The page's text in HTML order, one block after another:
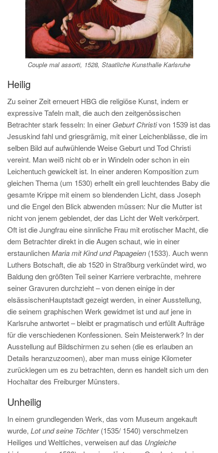
Couple mal assorti, 1528, Staatliche Kunsthalle Karlsruhe
Heilig
Zu seiner Zeit erneuert HBG die religiöse Kunst, indem er
expressive Tafeln malt, die auch den zeitgenössischen
Betrachter stark fesseln: In einer Geburt Christivon 1539 ist das
Jesuskind fahl und griesgrämig, mit einer Leichenblässe, die im
selben Bild auf aufwühlende Weise Geburt und Tod Christi
vereint. Man weiß nicht ob er in Windeln oder schon in ein
Leichentuch gewickelt ist. In einer anderen Komposition zum
gleichen Thema (um 1530) erhellt ein grell leuchtendes Baby die
gesamte Krippe mit einem so blendenden Licht, dass Joseph
und die Engel den Blick abwenden müssen: Nur die Mutter ist
nicht von jenem geblendet, der das Licht der Welt verkörpert.
Oft ist die Jungfrau eine sinnliche Frau mit erotischer Macht, die
dem Betrachter direkt in die Augen schaut, wie in einer
erstaunlichenMaria mit Kind und Papageien (1533). Auch wenn
Luthers Botschaft, die ab 1520 in Straßburg verkündet wird, wo
Baldung den größten Teil seiner Karriere verbrachte, mehrere
seiner Gravuren durchzieht – von denen einige in der
elsässischenHauptstadt gezeigt werden, in einer Ausstellung,
die seinem graphischen Werk gewidmet ist und auf jene in
Karlsruhe antwortet – bleibt er pragmatisch und erfüllt Aufträge
für die verschiedenen Konfessionen. Sein Meisterwerk? In der
Ausstellung auf Bildschirmen zu sehen (die es erlauben an
Details heranzuzoomen), aber man muss einige Kilometer
zurücklegen um es zu betrachten, denn es handelt sich um den
Hochaltar des Freiburger Münsters.
Unheilig
In einem grundlegenden Werk, das vom Museum angekauft
wurde, Lot und seine Töchter(1535/ 1540) verschmelzen
Heiliges und Weltliches, verweisen auf das Ungleiche